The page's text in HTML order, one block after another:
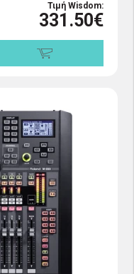
Τιμή Wisdom:
331.50€